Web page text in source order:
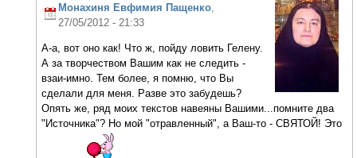
Монахиня Евфимия Пащенко
27/05/2012 - 21:33
А-а, вот оно как! Что ж, пойду ловить Гелену.
А за творчеством Вашим как не следить -
взаи-имно. Тем более, я помню, что Вы
сделали для меня. Разве это забудешь?
Опять же, ряд моих текстов навеяны Вашими...помните два
"Источника"? Но мой "отравленный", а Ваш-то - СВЯТОЙ! Это